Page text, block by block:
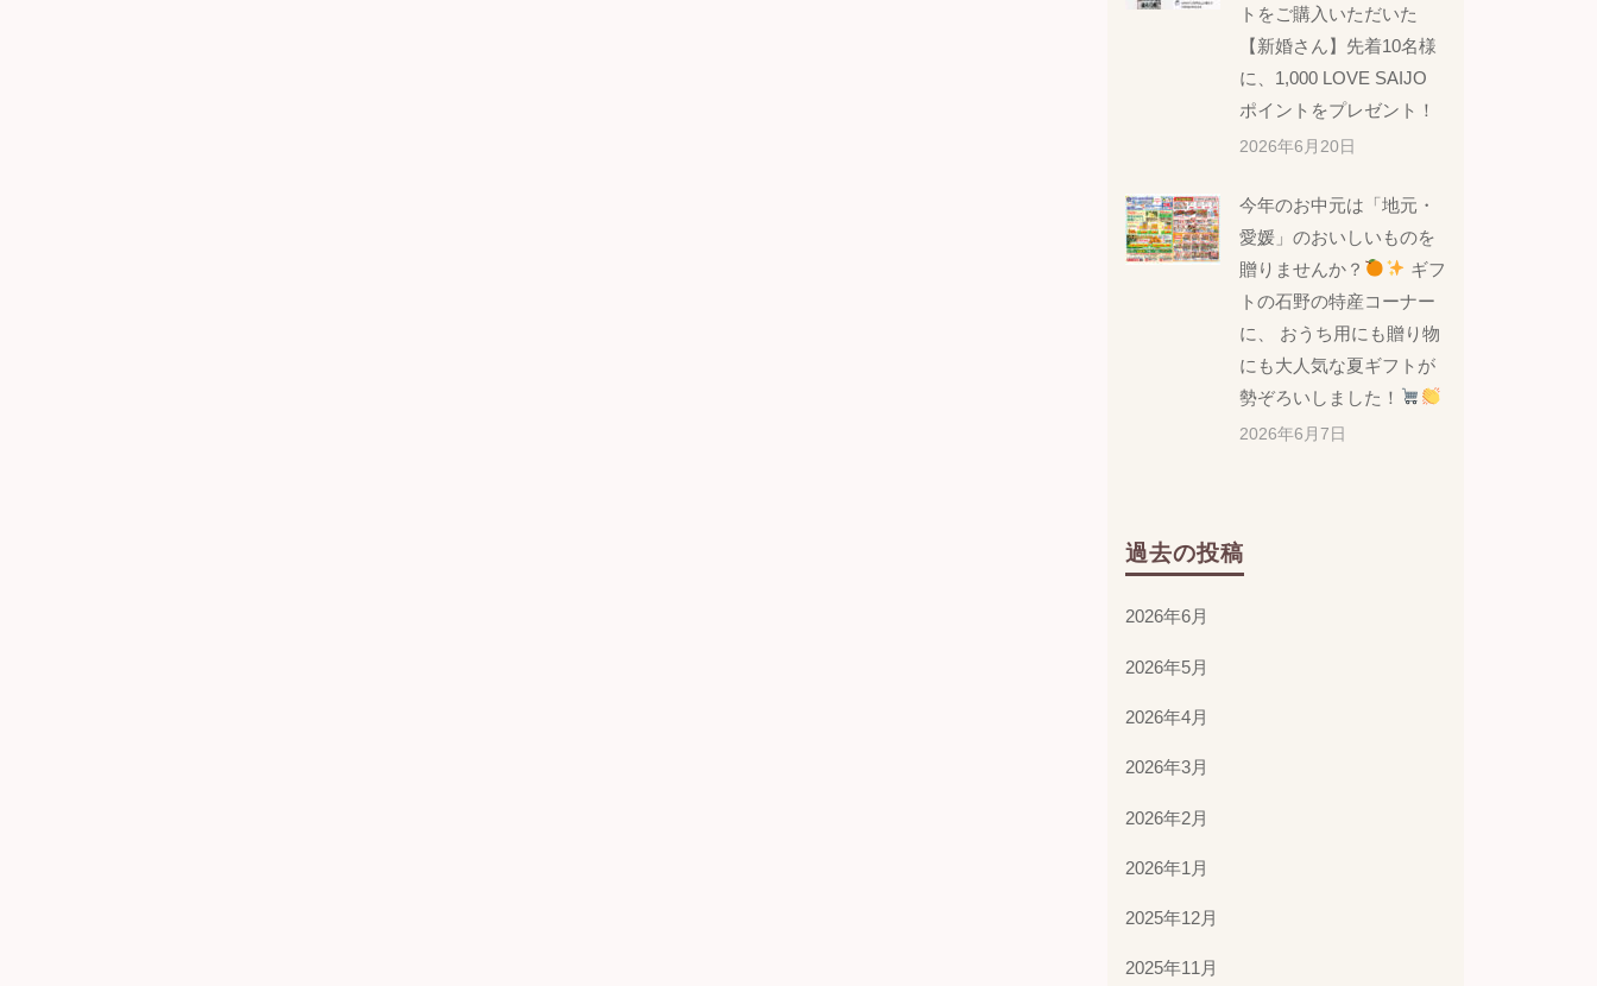
トをご購入いただいた
【新婚さん】先着10名様
に、1,000 LOVE SAIJO
ポイントをプレゼント！
2026年6月20日
今年のお中元は「地元・
愛媛」のおいしいものを
贈りませんか？
ギフ
トの石野の特産コーナー
に、 おうち用にも贈り物
にも大人気な夏ギフトが
勢ぞろいしました！
2026年6月7日
過去の投稿
2026年6月
2026年5月
2026年4月
2026年3月
2026年2月
2026年1月
2025年12月
2025年11月